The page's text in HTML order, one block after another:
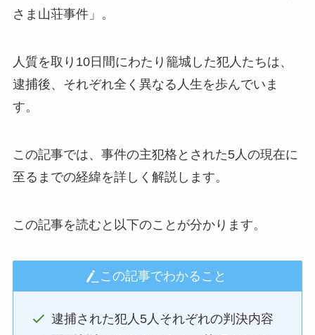
さま山荘事件」。
人質を取り10日間にわたり籠城した犯人たちは、
逮捕後、それぞれ全く異なる人生を歩んでいま
す。
この記事では、事件の主犯格とされた5人の現在に
至るまでの経緯を詳しく解説します。
この記事を読むと以下のことが分かります。
この記事でわかること
逮捕された犯人5人それぞれの判決内容